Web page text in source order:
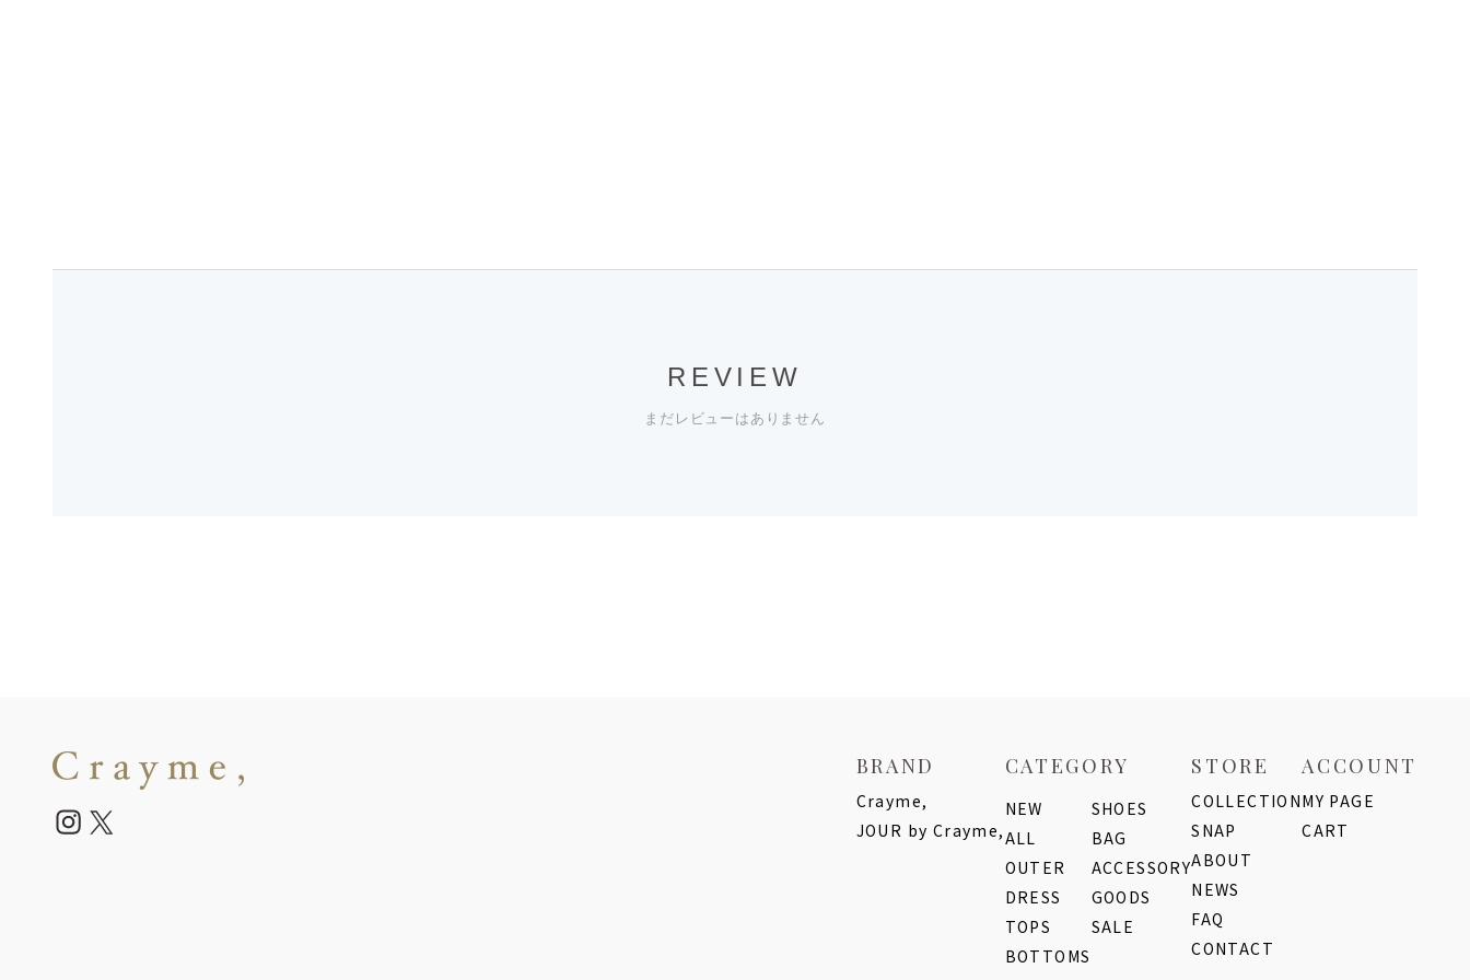
REVIEW
まだレビューはありません
BRAND
Crayme,
JOUR by Crayme,
CATEGORY
NEW
ALL
OUTER
DRESS
TOPS
BOTTOMS
SHOES
BAG
ACCESSORY
GOODS
SALE
STORE
COLLECTION
SNAP
ABOUT
NEWS
FAQ
CONTACT
ACCOUNT
MY PAGE
CART